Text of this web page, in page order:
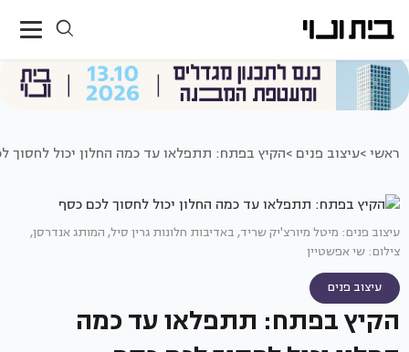
ראשי >עיצוב פנים >הקיץ בפתח: תתפלאו עד כמה החלון יכול לחסוך
עיצוב פנים: מיטל מיורצ'יק שריד, באדיבות חלונות גרין סיל, המותג אנדרסן,
צילום: שי אפשטיין
עיצוב פנים
הקיץ בפתח: תתפלאו עד כמה